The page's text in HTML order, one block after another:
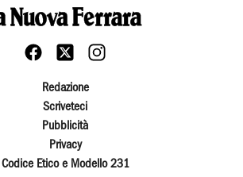
Redazione
Scriveteci
Pubblicità
Privacy
Codice Etico e Modello 231